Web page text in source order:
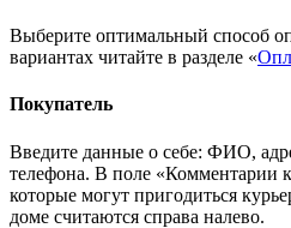
Выберите оптимальный способ
вариантах читайте в разделе «
Покупатель
Введите данные о себе: ФИО,
телефона. В поле «Комментарии к
которые могут пригодиться
доме считаются справа налево.